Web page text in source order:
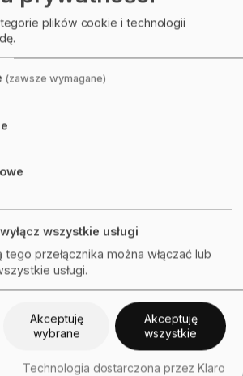
poleceń. Jak przygotować
niego Twój zespół?
plików cookie i technologii
(zawsze wymagane)
wszystkie usługi
tego przełącznika można włączać lub
usługi.
Akceptuję
wybrane
Akceptuję
wszystkie
Technologia dostarczona przez Klaro